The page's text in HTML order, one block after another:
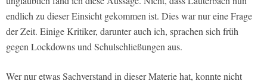
endlich zu dieser Einsicht gekommen ist. Dies war nur eine Frage
der Zeit. Einige Kritiker, darunter auch ich, sprachen sich früh
gegen Lockdowns und Schulschließungen aus.
Wer nur etwas Sachverstand in dieser Materie hat, konnte nicht